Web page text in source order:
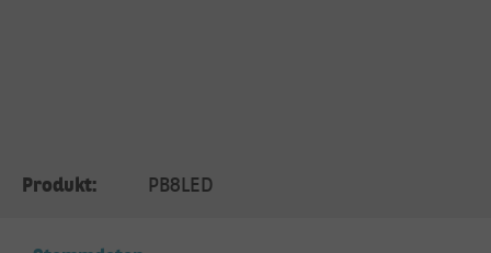
Produkt: PB8LED